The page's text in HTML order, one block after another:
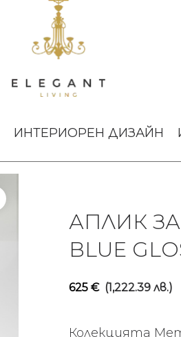
ИНТЕРИОРЕН ДИЗАЙН
АПЛИК ЗА
BLUE
625 € (1,222.39 лв.)
Колекцията